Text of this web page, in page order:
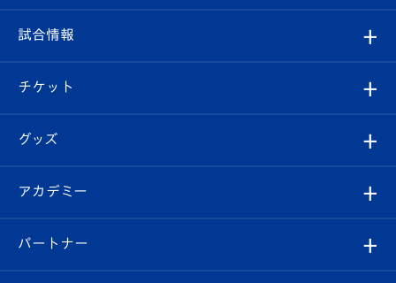
クラブ
試合情報
チケット
イベント
メディア
クラブ概要
エンブレム紹介
スタッフプロフィール
マスコット紹介
観戦ルール
はじめての観戦ガイド
Revive Team
ヴィヴィくんの長崎おもてなしガイド
試合情報
試合日程/結果
フォトギャラリー
スタジアムグルメ
チケット
チケット
V-LOVERS（ファンクラブ）
プレイヤーズスイート
グッズ
オンラインショップ
店舗情報
アカデミー
育成からのお知らせ
パートナー